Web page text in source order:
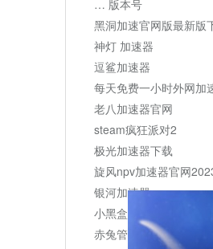
… 版本号
黑洞加速官网版最新版
神灯 加速器
逗鲨加速器
每天免费一小时外网加
老八加速器官网
steam疯狂派对2
极光加速器下载
旋风npv加速器官网
银河加速器
小黑盒加速器加速
赤兔管理平台